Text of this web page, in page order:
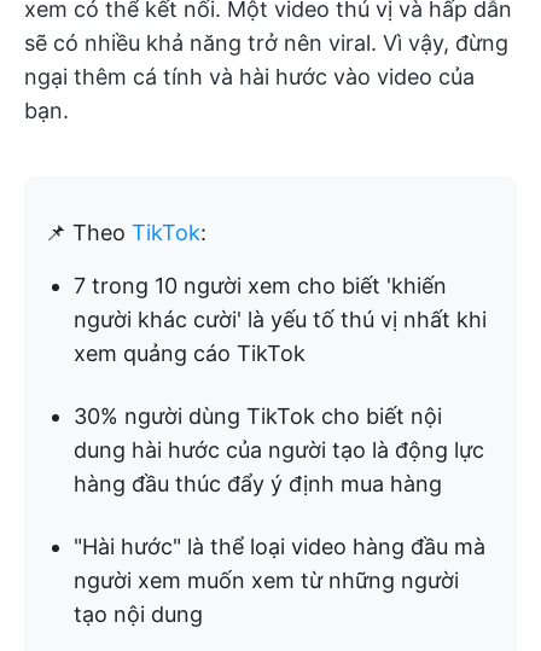
xem có thể kết nối. Một video thú vị và hấp dẫn
sẽ có nhiều khả năng trở nên viral. Vì vậy, đừng
ngại thêm cá tính và hài hước vào video của
bạn.
📌 Theo TikTok:
7 trong 10 người xem cho biết 'khiến
người khác cười' là yếu tố thú vị nhất khi
xem quảng cáo TikTok
30% người dùng TikTok cho biết nội
dung hài hước của người tạo là động lực
hàng đầu thúc đẩy ý định mua hàng
"Hài hước" là thể loại video hàng đầu mà
người xem muốn xem từ những người
tạo nội dung